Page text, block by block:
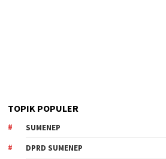
TOPIK POPULER
SUMENEP
DPRD SUMENEP